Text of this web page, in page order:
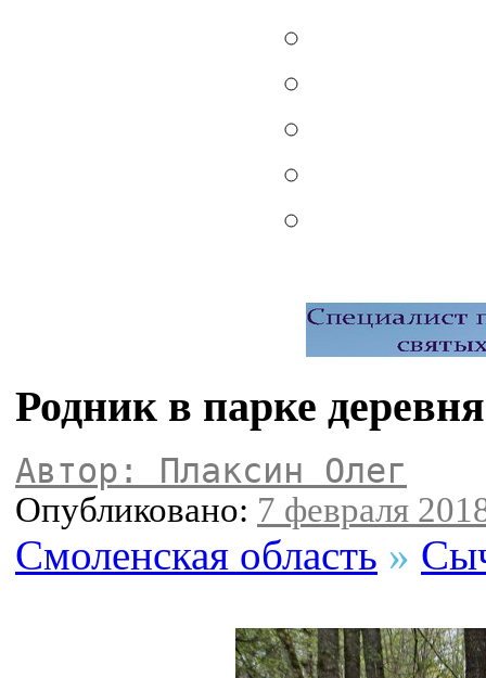
Родник в парке
Автор: Плаксин Олег
Опубликовано: 7 февраля
Смоленская область »